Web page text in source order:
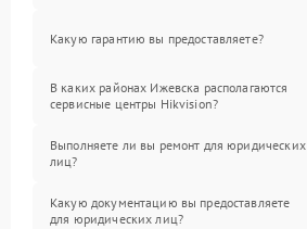
Какую гарантию вы предоставляете?
В каких районах Ижевска располагаются
сервисные центры Hikvision?
Выполняете ли вы ремонт для юридических
лиц?
Какую документацию вы предоставляете
для юридических лиц?